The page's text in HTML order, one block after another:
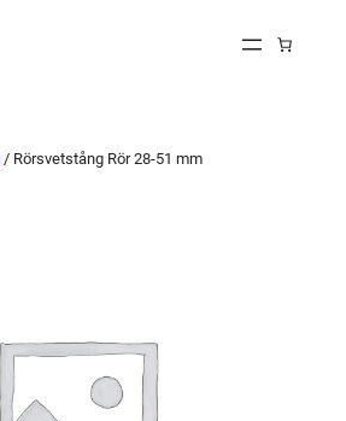
/ Rörsvetstång Rör 28-51 mm